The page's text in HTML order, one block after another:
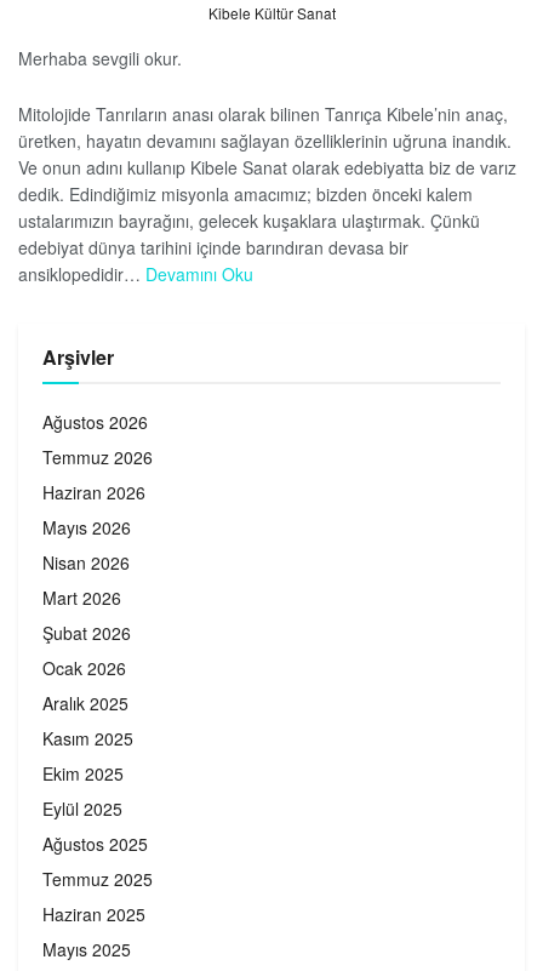
Kibele Kültür Sanat
Merhaba sevgili okur.
Mitolojide Tanrıların anası olarak bilinen Tanrıça Kibele’nin anaç,
üretken, hayatın devamını sağlayan özelliklerinin uğruna inandık.
Ve onun adını kullanıp Kibele Sanat olarak edebiyatta biz de varız
dedik. Edindiğimiz misyonla amacımız; bizden önceki kalem
ustalarımızın bayrağını, gelecek kuşaklara ulaştırmak. Çünkü
edebiyat dünya tarihini içinde barındıran devasa bir
ansiklopedidir… Devamını Oku
Arşivler
Ağustos 2026
Temmuz 2026
Haziran 2026
Mayıs 2026
Nisan 2026
Mart 2026
Şubat 2026
Ocak 2026
Aralık 2025
Kasım 2025
Ekim 2025
Eylül 2025
Ağustos 2025
Temmuz 2025
Haziran 2025
Mayıs 2025